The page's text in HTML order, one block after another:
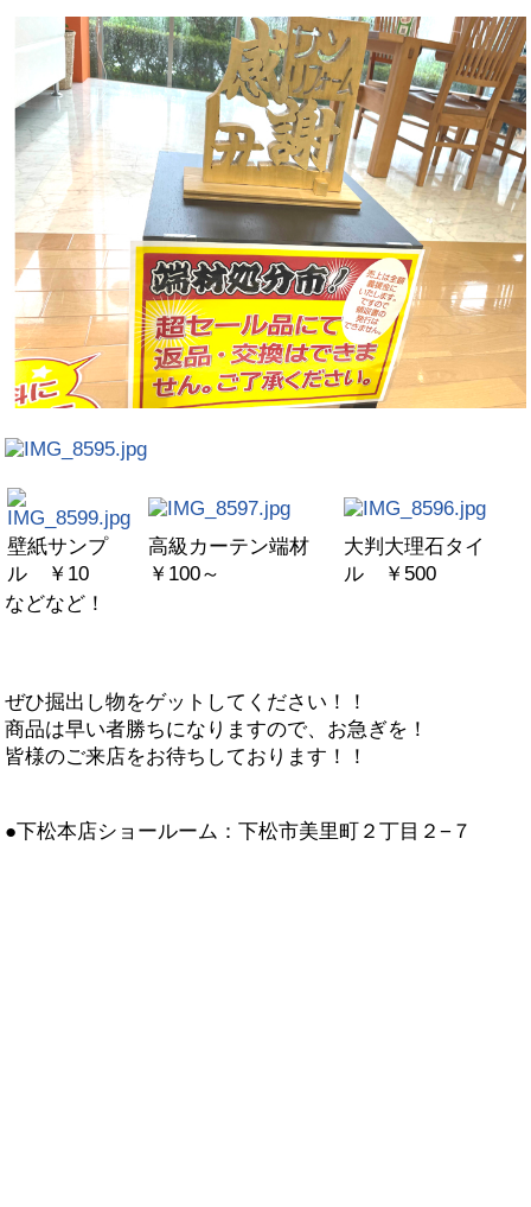
壁紙サンプ
ル ￥10
高級カーテン端材
￥100～
大判大理石タイ
ル ￥500
などなど！
ぜひ掘出し物をゲットしてください！！
商品は早い者勝ちになりますので、お急ぎを！
皆様のご来店をお待ちしております！！
●下松本店ショールーム：下松市美里町２丁目２−７